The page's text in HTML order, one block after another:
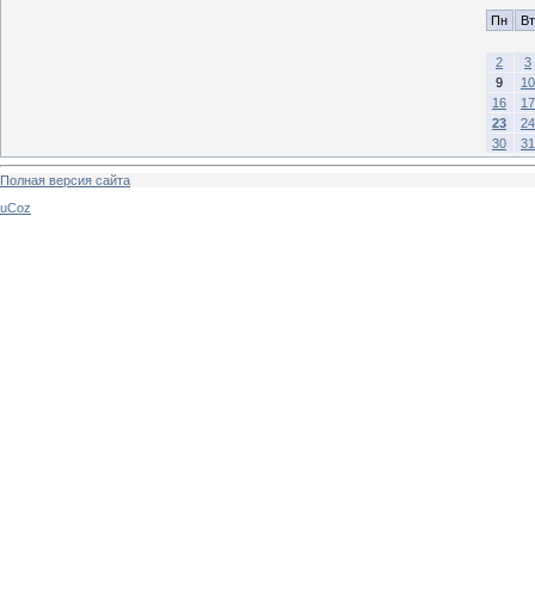
Пн Вт
2
3
9
10
16
17
23
24
30
31
Полная версия сайта
uCoz